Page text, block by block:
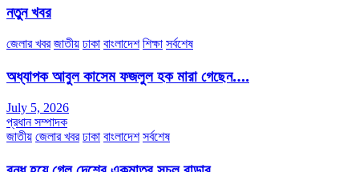
নতুন খবর
জেলার খবর জাতীয় ঢাকা বাংলাদেশ শিক্ষা সর্বশেষ
অধ্যাপক আবুল কাসেম ফজলুল হক মারা গেছেন….
July 5, 2026
প্রধান সম্পাদক
জাতীয় জেলার খবর ঢাকা বাংলাদেশ সর্বশেষ